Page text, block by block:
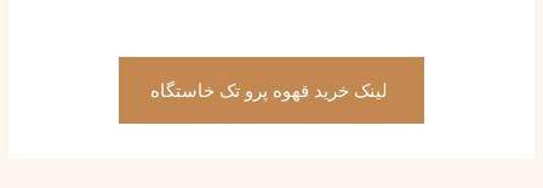
لینک خرید قهوه پرو تک خاستگاه